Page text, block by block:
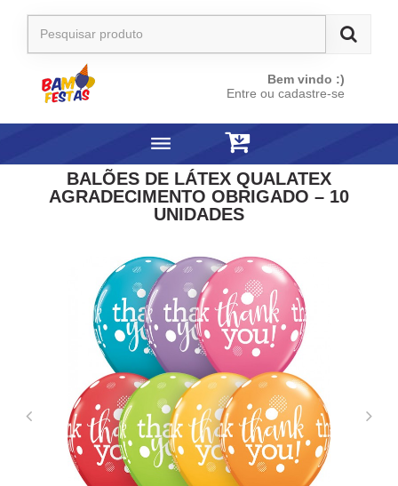
Bem vindo :)
Entre ou cadastre-se
BALÕES DE LÁTEX QUALATEX
AGRADECIMENTO OBRIGADO – 10
UNIDADES